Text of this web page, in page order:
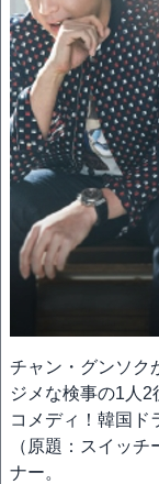
チャン・グンソク
ジメな検事の1⼈
コメディ！韓国ド
（原題：スイッ
ナー。